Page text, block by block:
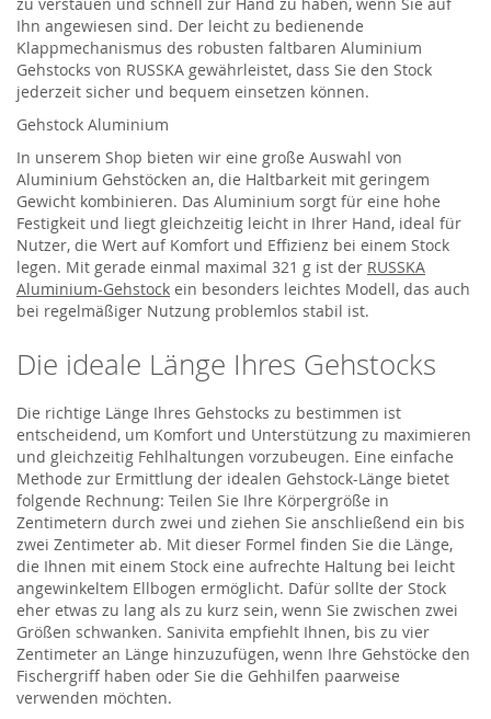
Ihn angewiesen sind. Der leicht zu bedienende
Klappmechanismus des robusten faltbaren Aluminium
Gehstocks von RUSSKA gewährleistet, dass Sie den Stock
jederzeit sicher und bequem einsetzen können.
Gehstock Aluminium
In unserem Shop bieten wir eine große Auswahl von
Aluminium Gehstöcken an, die Haltbarkeit mit geringem
Gewicht kombinieren. Das Aluminium sorgt für eine hohe
Festigkeit und liegt gleichzeitig leicht in Ihrer Hand, ideal für
Nutzer, die Wert auf Komfort und Effizienz bei einem Stock
legen. Mit gerade einmal maximal 321 g ist der RUSSKA
Aluminium-Gehstock ein besonders leichtes Modell, das auch
bei regelmäßiger Nutzung problemlos stabil ist.
Die ideale Länge Ihres Gehstocks
Die richtige Länge Ihres Gehstocks zu bestimmen ist
entscheidend, um Komfort und Unterstützung zu maximieren
und gleichzeitig Fehlhaltungen vorzubeugen. Eine einfache
Methode zur Ermittlung der idealen Gehstock-Länge bietet
folgende Rechnung: Teilen Sie Ihre Körpergröße in
Zentimetern durch zwei und ziehen Sie anschließend ein bis
zwei Zentimeter ab. Mit dieser Formel finden Sie die Länge,
die Ihnen mit einem Stock eine aufrechte Haltung bei leicht
angewinkeltem Ellbogen ermöglicht. Dafür sollte der Stock
eher etwas zu lang als zu kurz sein, wenn Sie zwischen zwei
Größen schwanken. Sanivita empfiehlt Ihnen, bis zu vier
Zentimeter an Länge hinzuzufügen, wenn Ihre Gehstöcke den
Fischergriff haben oder Sie die Gehhilfen paarweise
verwenden möchten.